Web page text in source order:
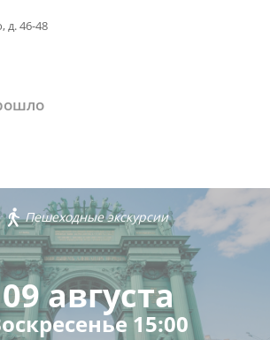
д. 46-48
Пешеходные экскурсии
09 августа
15:00